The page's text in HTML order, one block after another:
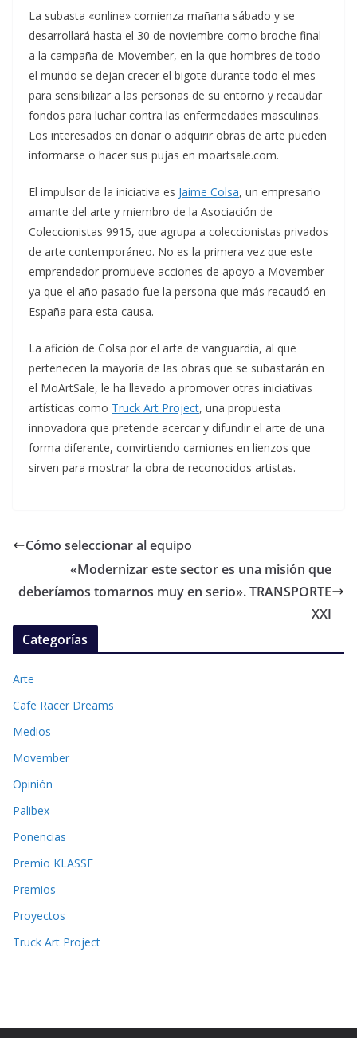
La subasta «online» comienza mañana sábado y se
desarrollará hasta el 30 de noviembre como broche final
a la campaña de Movember, en la que hombres de todo
el mundo se dejan crecer el bigote durante todo el mes
para sensibilizar a las personas de su entorno y recaudar
fondos para luchar contra las enfermedades masculinas.
Los interesados en donar o adquirir obras de arte pueden
informarse o hacer sus pujas en moartsale.com.
El impulsor de la iniciativa es Jaime Colsa, un empresario
amante del arte y miembro de la Asociación de
Coleccionistas 9915, que agrupa a coleccionistas privados
de arte contemporáneo. No es la primera vez que este
emprendedor promueve acciones de apoyo a Movember
ya que el año pasado fue la persona que más recaudó en
España para esta causa.
La afición de Colsa por el arte de vanguardia, al que
pertenecen la mayoría de las obras que se subastarán en
el MoArtSale, le ha llevado a promover otras iniciativas
artísticas como Truck Art Project, una propuesta
innovadora que pretende acercar y difundir el arte de una
forma diferente, convirtiendo camiones en lienzos que
sirven para mostrar la obra de reconocidos artistas.
Cómo seleccionar al equipo
«Modernizar este sector es una misión que
deberíamos tomarnos muy en serio». TRANSPORTE
XXI
Categorías
Arte
Cafe Racer Dreams
Medios
Movember
Opinión
Palibex
Ponencias
Premio KLASSE
Premios
Proyectos
Truck Art Project